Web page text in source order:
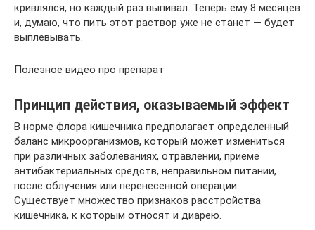
кривлялся, но каждый раз выпивал. Теперь ему 8 месяцев
и, думаю, что пить этот раствор уже не станет — будет
выплевывать.
Полезное видео про препарат
Принцип действия, оказываемый эффект
В норме флора кишечника предполагает определенный
баланс микроорганизмов, который может измениться
при различных заболеваниях, отравлении, приеме
антибактериальных средств, неправильном питании,
после облучения или перенесенной операции.
Существует множество признаков расстройства
кишечника, к которым относят и диарею.